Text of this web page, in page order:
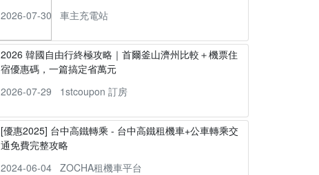
2026-07-30
車主充電站
2026 韓國自由行終極攻略｜首爾釜山濟州比較＋機票住
宿優惠碼，一篇搞定省萬元
2026-07-29
1stcoupon 訂房
[優惠2025] 台中高鐵轉乘 - 台中高鐵租機車+公車轉乘交
通免費完整攻略
2024-06-04
ZOCHA租機車平台